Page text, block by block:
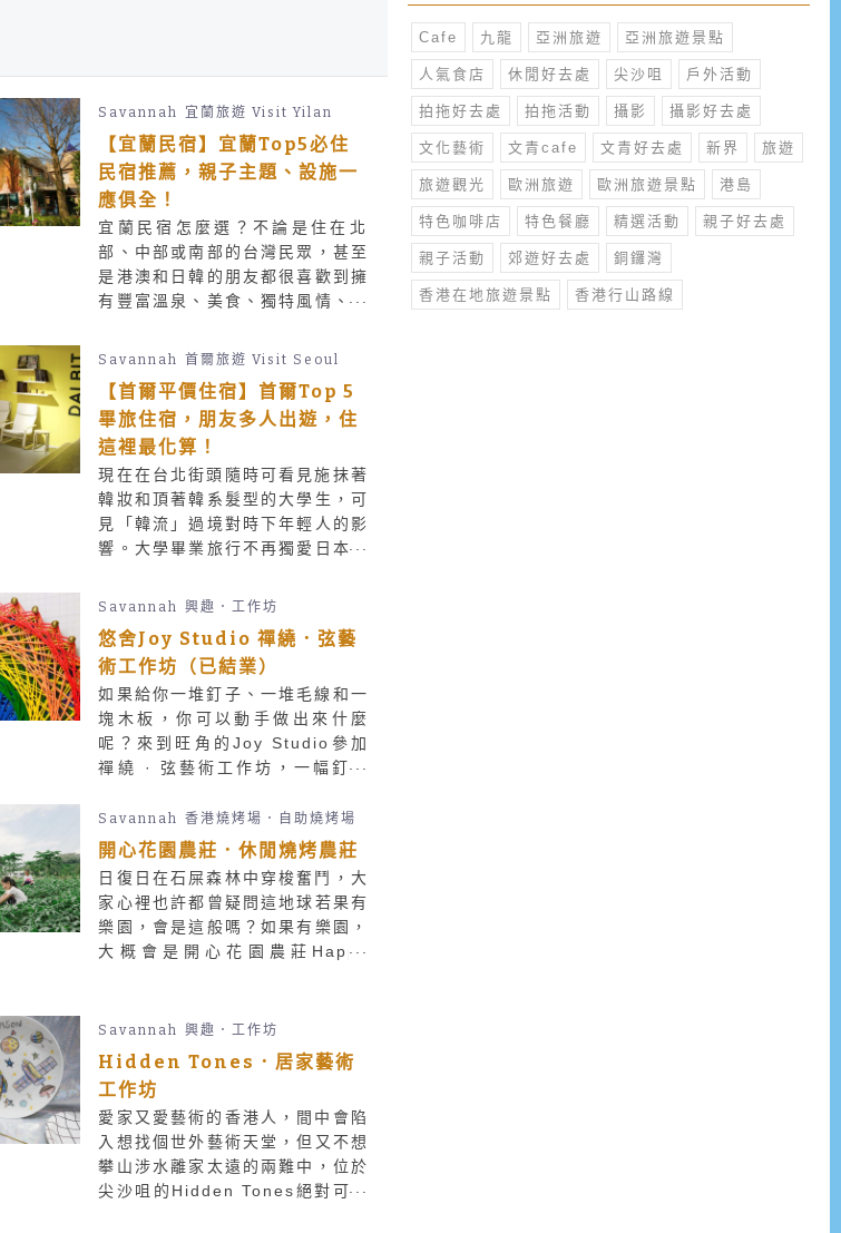
Savannah 宜蘭旅遊 Visit Yilan
【宜蘭民宿】宜蘭Top5必住
民宿推薦，親子主題、設施一
應俱全！
宜蘭民宿怎麼選？不論是住在北
部、中部或南部的台灣民眾，甚至
是港澳和日韓的朋友都很喜歡到擁
有豐富溫泉、美食、獨特風情、美
近幾年來充滿創意特色的宜蘭民宿
好，這一篇親子宜蘭必住民宿教你
怎麼選！
Savannah 首爾旅遊 Visit Seoul
【首爾平價住宿】首爾Top 5
畢旅住宿，朋友多人出遊，住
這裡最化算！
現在在台北街頭隨時可看見施抹著
韓妝和頂著韓系髮型的大學生，可
見「韓流」過境對時下年輕人的影
響。大學畢業旅行不再獨愛日本！
韓屋村、弘大、明洞，再盡情採買
國在地料理，但在這之前，別忘了
先搞定你們的韓國畢旅住宿！推薦
5間一群同學入住也超划算的韓國
首爾平價住宿，先趕快記下，再和
同學們上網比價！
Savannah 興趣．工作坊
悠舍Joy Studio 禪繞．弦藝
術工作坊（已結業）
如果給你一堆釘子、一堆毛線和一
塊木板，你可以動手做出來什麼
呢？來到旺角的Joy Studio參加
禪繞 · 弦藝術工作坊，一幅釘線
和、釘的剛硬、線的纏綿相遇在方
寸之間，以木託之，釘為筋骨，線
作經緯，你可以用疏密和顏色，構
建形態萬千的藝術世界。
Savannah 香港燒烤場．自助燒烤場
開心花園農莊．休閒燒烤農莊
日復日在石屎森林中穿梭奮鬥，大
家心裡也許都曾疑問這地球若果有
樂園，會是這般嗎？如果有樂園，
大概會是開心花園農莊Happy
在一片綠油油中收割果瓜，摸摸
羊、餵餵龜，隨後與親朋一起燒烤
大快朵頤。
Savannah 興趣．工作坊
Hidden Tones．居家藝術
工作坊
愛家又愛藝術的香港人，間中會陷
入想找個世外藝術天堂，但又不想
攀山涉水離家太遠的兩難中，位於
尖沙咀的Hidden Tones絕對可以
Cafe 九龍 亞洲旅遊 亞洲旅遊景點
人氣食店 休閒好去處 尖沙咀 戶外活動
拍拖好去處 拍拖活動 攝影 攝影好去處
文化藝術 文青cafe 文青好去處 新界 旅遊
旅遊觀光 歐洲旅遊 歐洲旅遊景點 港島
特色咖啡店 特色餐廳 精選活動 親子好去處
親子活動 郊遊好去處 銅鑼灣
香港在地旅遊景點 香港行山路線